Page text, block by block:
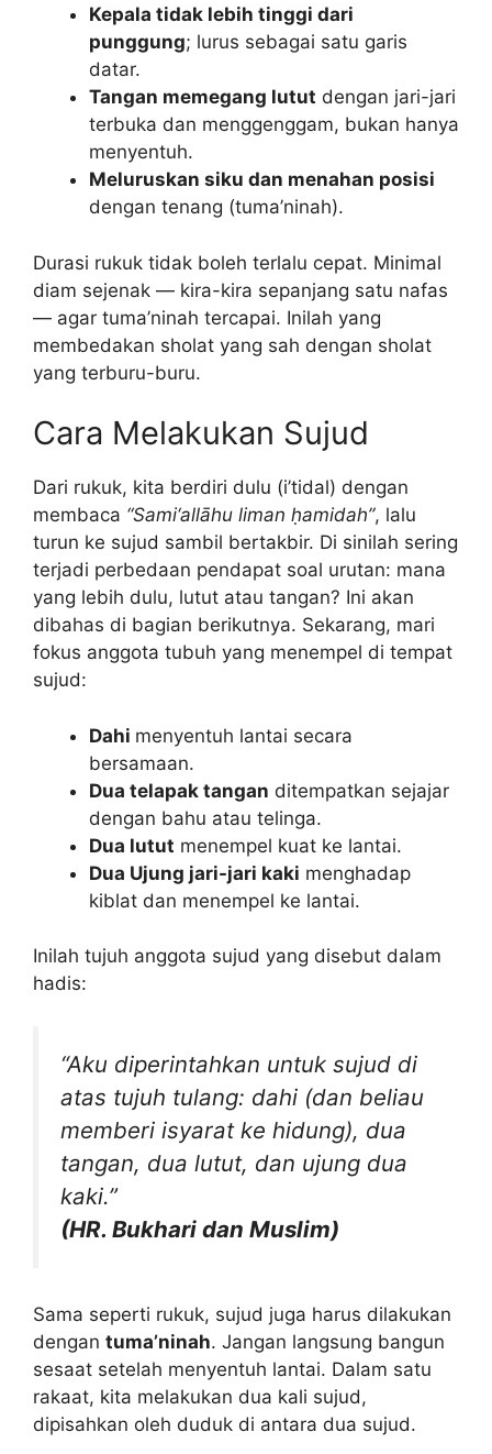
Kepala tidak lebih tinggi dari
punggung; lurus sebagai satu garis
datar.
Tangan memegang lutut dengan jari-jari
terbuka dan menggenggam, bukan hanya
menyentuh.
Meluruskan siku dan menahan posisi
dengan tenang (tuma’ninah).
Durasi rukuk tidak boleh terlalu cepat. Minimal
diam sejenak — kira-kira sepanjang satu nafas
— agar tuma’ninah tercapai. Inilah yang
membedakan sholat yang sah dengan sholat
yang terburu-buru.
Cara Melakukan Sujud
Dari rukuk, kita berdiri dulu (i’tidal) dengan
membaca “Sami‘allāhu liman ḥamidah”, lalu
turun ke sujud sambil bertakbir. Di sinilah sering
terjadi perbedaan pendapat soal urutan: mana
yang lebih dulu, lutut atau tangan? Ini akan
dibahas di bagian berikutnya. Sekarang, mari
fokus anggota tubuh yang menempel di tempat
sujud:
Dahi menyentuh lantai secara
bersamaan.
Dua telapak tangan ditempatkan sejajar
dengan bahu atau telinga.
Dua lutut menempel kuat ke lantai.
Dua Ujung jari-jari kaki menghadap
kiblat dan menempel ke lantai.
Inilah tujuh anggota sujud yang disebut dalam
hadis:
“Aku diperintahkan untuk sujud di
atas tujuh tulang: dahi (dan beliau
memberi isyarat ke hidung), dua
tangan, dua lutut, dan ujung dua
kaki.”
(HR. Bukhari dan Muslim)
Sama seperti rukuk, sujud juga harus dilakukan
dengan tuma’ninah. Jangan langsung bangun
sesaat setelah menyentuh lantai. Dalam satu
rakaat, kita melakukan dua kali sujud,
dipisahkan oleh duduk di antara dua sujud.